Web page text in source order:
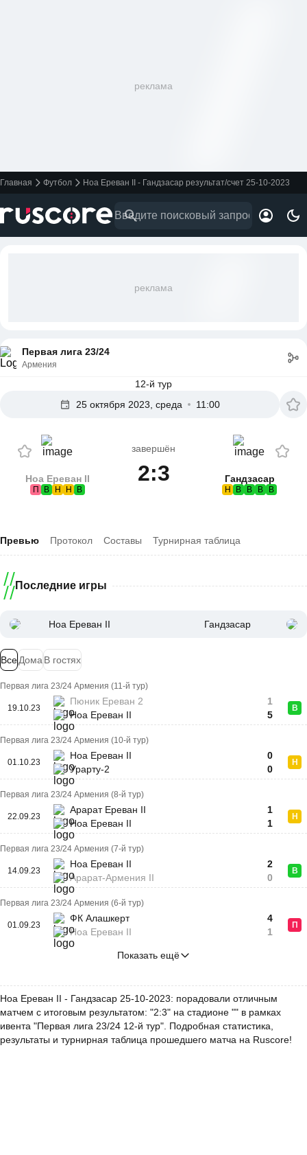
реклама
Главная Футбол Ноа Ереван II - Гандзасар результат/счет 25-10-2023
реклама
Первая лига 23/24
Армения
12-й тур
25 октября 2023, среда
11:00
Ноа Ереван II
П В Н Н В
завершён
2:3 Гандзасар
Н В В В В
Превью Протокол Составы Турнирная таблица
Последние игры
Ноа Ереван II Гандзасар
ВсеДома В гостях
Первая лига 23/24 Армения (11-й тур)
19.10.23
Пюник Ереван 2
Ноа Ереван II
1
5
В
Первая лига 23/24 Армения (10-й тур)
01.10.23
Ноа Ереван II
Урарту-2
0
0
Н
Первая лига 23/24 Армения (8-й тур)
22.09.23
Арарат Ереван II
Ноа Ереван II
1
1
Н
Первая лига 23/24 Армения (7-й тур)
14.09.23
Ноа Ереван II
Арарат-Армения II
2
0
В
Первая лига 23/24 Армения (6-й тур)
01.09.23
ФК Алашкерт
Ноа Ереван II
4
1
П
Показать ещё
Ноа Ереван II - Гандзасар 25-10-2023: порадовали отличным
матчем с итоговым результатом: "2:3" на стадионе "" в рамках
ивента "Первая лига 23/24 12-й тур". Подробная статистика,
результаты и турнирная таблица прошедшего матча на Ruscore!